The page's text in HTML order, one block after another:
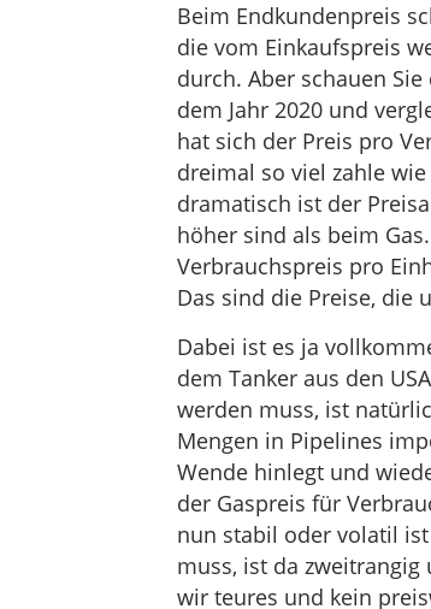
Beim Endkundenpreis
die vom Einkaufspreis
durch. Aber schauen
dem Jahr 2020 und
hat sich der Preis pro
dreimal so viel zahle
dramatisch ist der
höher sind als beim
Verbrauchspreis pro
Das sind die Preise, die
Dabei ist es ja
dem Tanker aus den
werden muss, ist
Mengen in Pipelines
Wende hinlegt und
der Gaspreis für
nun stabil oder volatil
muss, ist da
wir teures und kein